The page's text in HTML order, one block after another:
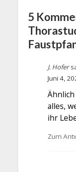
5
J. Hofer
Juni 4,
alles,
ihr
Zum